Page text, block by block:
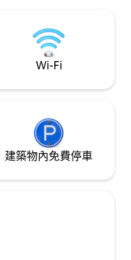
Wi-Fi
建築物內免費停車